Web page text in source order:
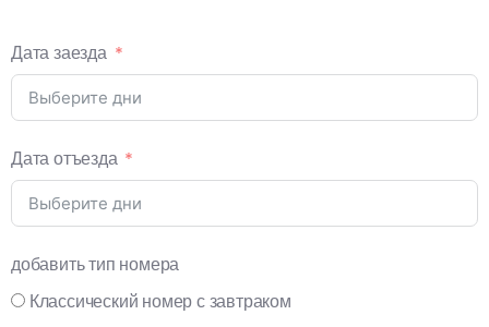
Дата заезда
Дата отъезда
добавить тип номера
Классический номер с завтраком